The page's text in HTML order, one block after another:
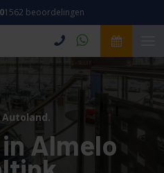
1562 beoordelingen
Autoland.
Almelo